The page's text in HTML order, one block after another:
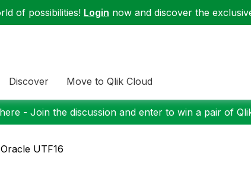
of possibilities! Login now and discover the
Discover Move to Qlik Cloud
- Join the discussion and enter to win a pair of
Oracle UTF16